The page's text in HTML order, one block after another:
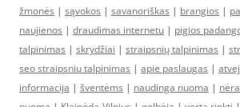
žmonės | sąvokos | savanoriškas | brangios |
naujienos | draudimas internetu | pigios
talpinimas | skrydžiai | straipsnių talpinimas |
seo straipsniu talpinimas | apie paslaugas |
informacija | šventėms | naudinga nuoma |